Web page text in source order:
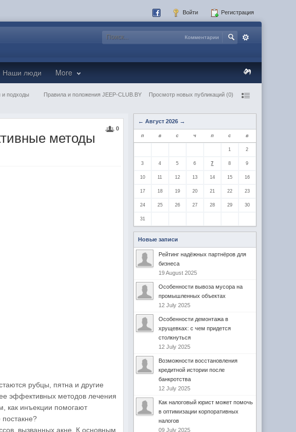
Войти Регистрация
Комментарии
Наши люди More
и подходы Правила и положения JEEP-CLUB.BY Просмотр новых публикаций (0)
0
методы
рубцы, пятна и другие
эффективных методов лечения
как инъекции помогают
вызванных акне. К основным
← Август 2026 →
п в с ч п с в
1 2
3 4 5 6 7 8 9
10 11 12 13 14 15 16
17 18 19 20 21 22 23
24 25 26 27 28 29 30
31
Новые записи
Рейтинг надёжных партнёров для
бизнеса
19 August 2025
Особенности вывоза мусора на
промышленных объектах
12 July 2025
Особенности демонтажа в
хрущевках: с чем придется
столкнуться
12 July 2025
Возможности восстановления
кредитной истории после
банкротства
12 July 2025
Как налоговый юрист может помочь
в оптимизации корпоративных
налогов
09 July 2025